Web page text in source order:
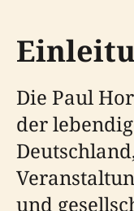
Die Paul
der
und